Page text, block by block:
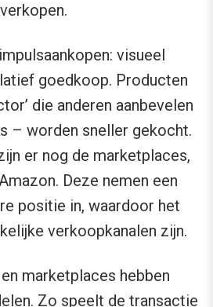
visueel
goedkoop. Producten
die anderen aanbevelen
– worden sneller gekocht.
er nog de marketplaces,
Deze nemen een
positie in, waardoor het
verkoopkanalen zijn.
marketplaces hebben
Zo speelt de transactie